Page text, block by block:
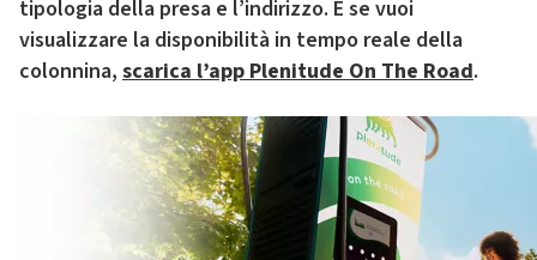
tipologia della presa e l’indirizzo. E se vuoi
visualizzare la disponibilità in tempo reale della
colonnina, scarica l’app Plenitude On The Road.